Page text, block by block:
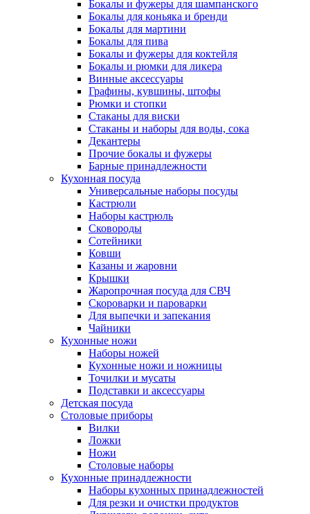
Бокалы и фужеры для шампанского
Бокалы для коньяка и бренди
Бокалы для мартини
Бокалы для пива
Бокалы и фужеры для коктейля
Бокалы и рюмки для ликера
Винные аксессуары
Графины, кувшины, штофы
Рюмки и стопки
Стаканы для виски
Стаканы и наборы для воды, сока
Декантеры
Прочие бокалы и фужеры
Барные принадлежности
Кухонная посуда
Универсальные наборы посуды
Кастрюли
Наборы кастрюль
Сковороды
Сотейники
Ковши
Казаны и жаровни
Крышки
Жаропрочная посуда для СВЧ
Скороварки и пароварки
Для выпечки и запекания
Чайники
Кухонные ножи
Наборы ножей
Кухонные ножи и ножницы
Точилки и мусаты
Подставки и аксессуары
Детская посуда
Столовые приборы
Вилки
Ложки
Ножи
Столовые наборы
Кухонные принадлежности
Наборы кухонных принадлежностей
Для резки и очистки продуктов